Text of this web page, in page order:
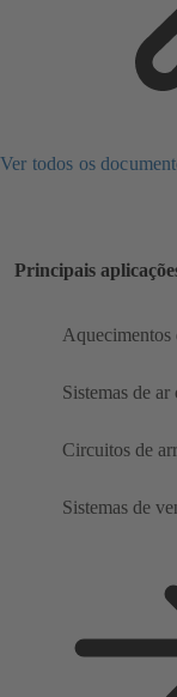
Ver todos os
Principais
Aquecimentos
Sistemas de
Circuitos de
Sistemas de